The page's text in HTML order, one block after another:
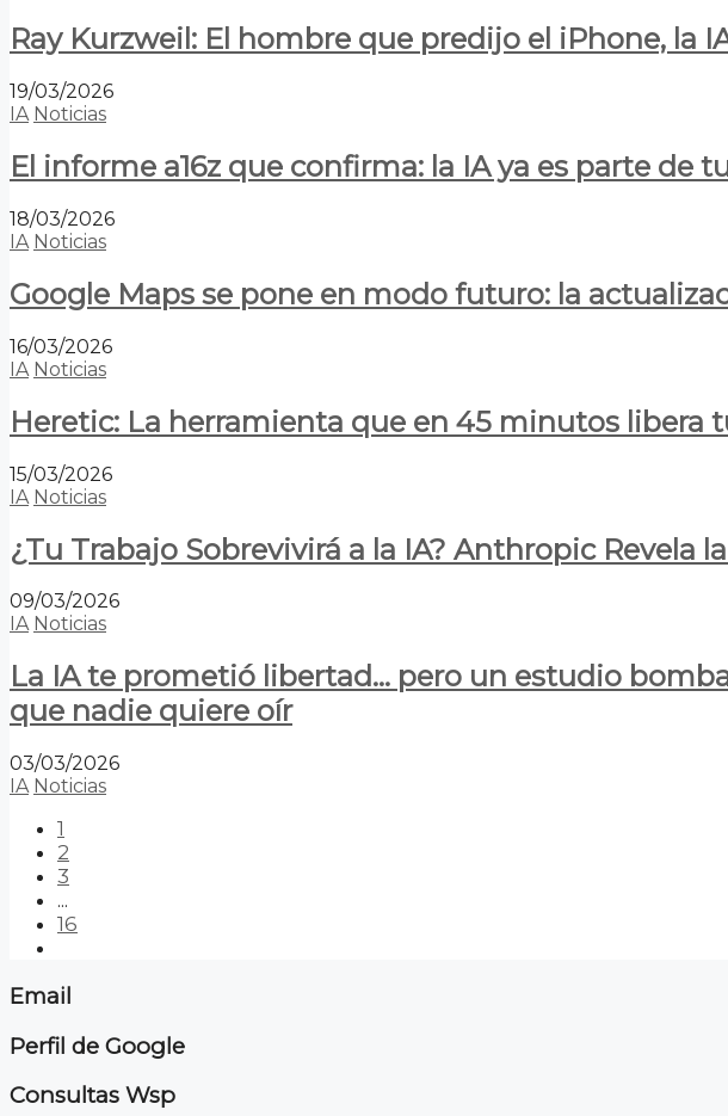
Ray Kurzweil: El hombre que predijo el iPhone, la
19/03/2026
IA Noticias
El informe a16z que confirma: la IA ya es parte de
18/03/2026
IA Noticias
Google Maps se pone en modo futuro: la
16/03/2026
IA Noticias
Heretic: La herramienta que en 45 minutos libera
15/03/2026
IA Noticias
¿Tu Trabajo Sobrevivirá a la IA? Anthropic Revela
09/03/2026
IA Noticias
La IA te prometió libertad… pero un estudio
que nadie quiere oír
03/03/2026
IA Noticias
1
2
3
...
16
Email
Perfil de Google
Consultas Wsp